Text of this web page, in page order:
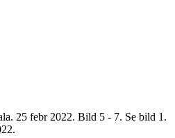
25 febr 2022. Bild 5 - 7. Se bild 1.